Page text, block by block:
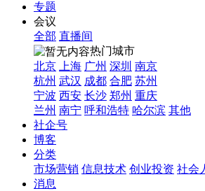
专题
会议
全部 直播间
热门城市
北京
上海 广州 深圳 南京
杭州 武汉 成都 合肥 苏州
宁波 西安 长沙 郑州 重庆
兰州 南宁 呼和浩特 哈尔滨 其他
社企号
博客
分类
市场营销 信息技术 创业投资 社会
消息